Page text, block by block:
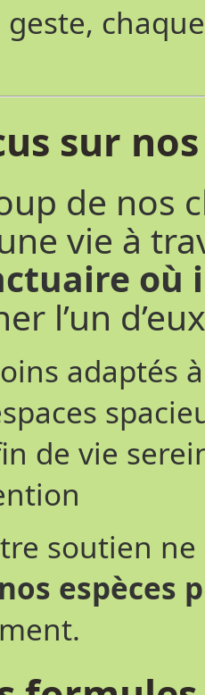
geste,
sur
de nos
vie à
où
l’un
adaptés
de vie
soutien
espèces